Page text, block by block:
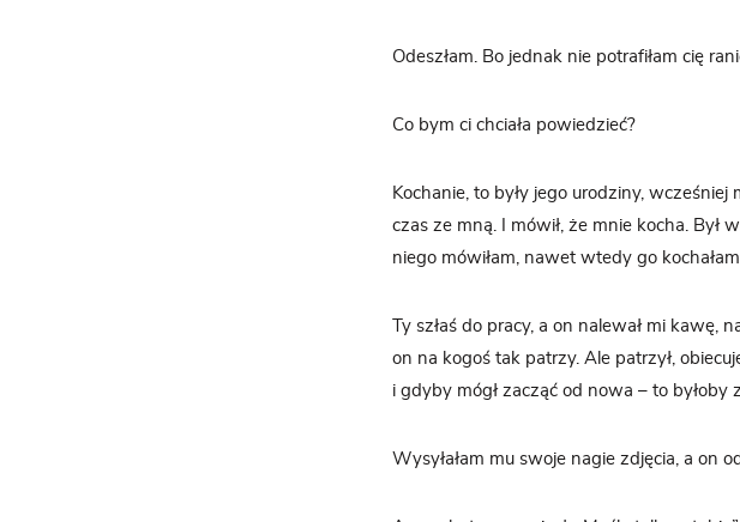
Odeszłam. Bo jednak nie potrafiłam cię
Co bym ci chciała powiedzieć?
Kochanie, to były jego urodziny, wcześniej
czas ze mną. I mówił, że mnie kocha. Był
niego mówiłam, nawet wtedy go
Ty szłaś do pracy, a on nalewał mi kawę,
on na kogoś tak patrzy. Ale patrzył,
i gdyby mógł zacząć od nowa – to byłoby
Wysyłałam mu swoje nagie zdjęcia, a on